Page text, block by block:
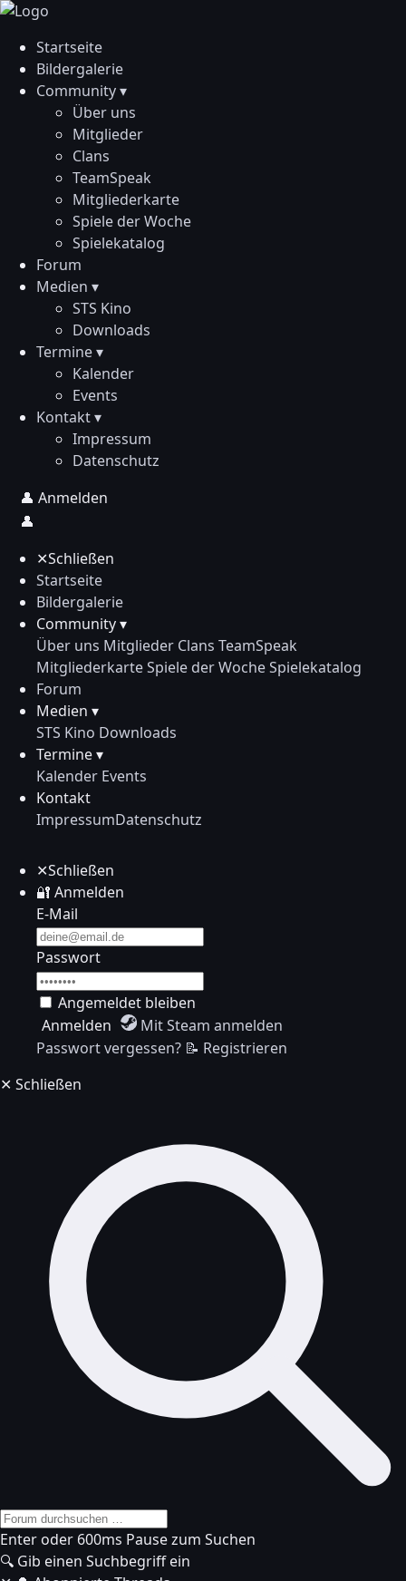
Startseite
Bildergalerie
Community ▾
Über uns
Mitglieder
Clans
TeamSpeak
Mitgliederkarte
Spiele der Woche
Spielekatalog
Forum
Medien ▾
STS Kino
Downloads
Termine ▾
Kalender
Events
Kontakt ▾
Impressum
Datenschutz
👤 Anmelden
👤
✕Schließen
Startseite
Bildergalerie
Community ▾
Über uns Mitglieder Clans TeamSpeak
MitgliederkarteSpiele der WocheSpielekatalog
Forum
Medien ▾
STS Kino Downloads
Termine ▾
Kalender Events
Kontakt
ImpressumDatenschutz
✕Schließen
🔐 Anmelden
E-Mail
Passwort
Angemeldet bleiben
Anmelden
Mit Steam anmelden
Passwort vergessen? 📝 Registrieren
✕ Schließen
Enter oder 600ms Pause zum Suchen
🔍 Gib einen Suchbegriff ein